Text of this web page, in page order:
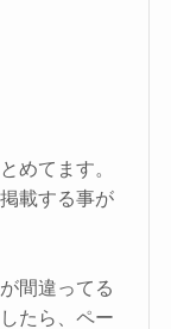
めてます。
載する事が
間違ってる
たら、ペー